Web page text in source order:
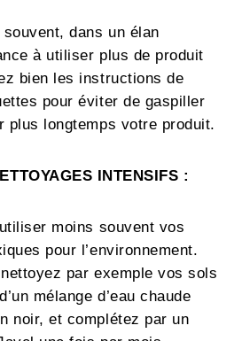
dans un élan
à utiliser plus de produit
bien les instructions de
pour éviter de gaspiller
plus longtemps votre produit.
INTENSIFS :
moins souvent vos
pour l’environnement.
par exemple vos sols
mélange d’eau chaude
noir, et complétez par un